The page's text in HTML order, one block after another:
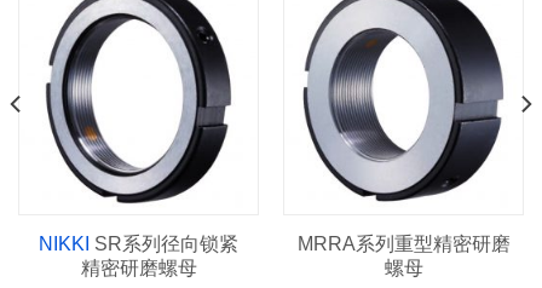
NIKKI SR系列径向锁紧
精密研磨螺母
MRRA系列重型精密研磨
螺母